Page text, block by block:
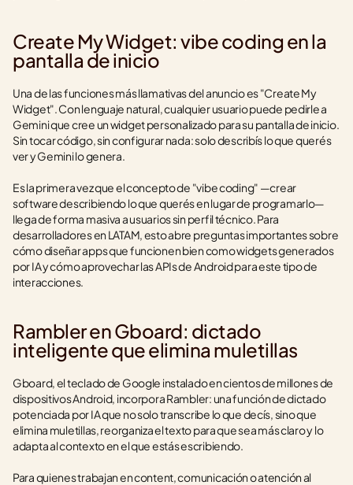
Create My Widget: vibe coding en la
pantalla de inicio
Una de las funciones más llamativas del anuncio es "Create My
Widget". Con lenguaje natural, cualquier usuario puede pedirle a
Gemini que cree un widget personalizado para su pantalla de inicio.
Sin tocar código, sin configurar nada: solo describís lo que querés
ver y Gemini lo genera.
Es la primera vez que el concepto de "vibe coding" —crear
software describiendo lo que querés en lugar de programarlo—
llega de forma masiva a usuarios sin perfil técnico. Para
desarrolladores en LATAM, esto abre preguntas importantes sobre
cómo diseñar apps que funcionen bien como widgets generados
por IA y cómo aprovechar las APIs de Android para este tipo de
interacciones.
Rambler en Gboard: dictado
inteligente que elimina muletillas
Gboard, el teclado de Google instalado en cientos de millones de
dispositivos Android, incorpora Rambler: una función de dictado
potenciada por IA que no solo transcribe lo que decís, sino que
elimina muletillas, reorganiza el texto para que sea más claro y lo
adapta al contexto en el que estás escribiendo.
Para quienes trabajan en content, comunicación o atención al